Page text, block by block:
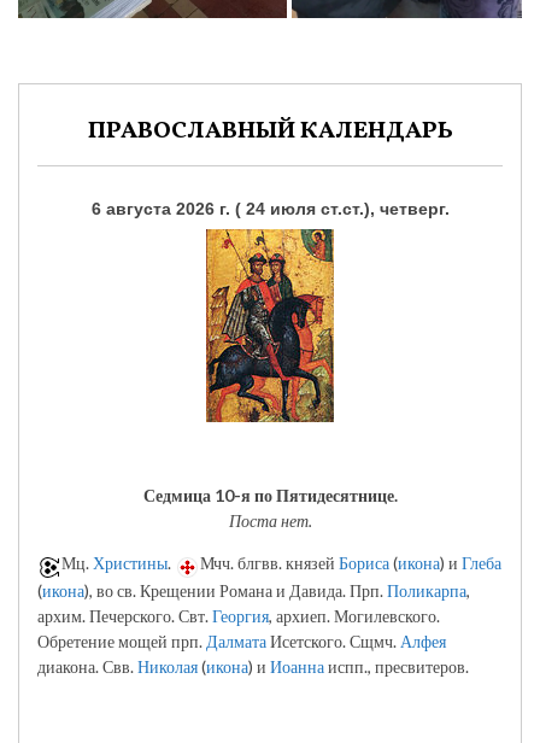
ПРАВОСЛАВНЫЙ КАЛЕНДАРЬ
6 августа 2026 г. ( 24 июля ст.ст.), четверг.
Седмица 10-я по Пятидесятнице.
Поста нет.
Мц. Христины. Мчч. блгвв. князей Бориса(икона) и Глеба
(икона), во св. Крещении Романа и Давида. Прп.Поликарпа,
архим. Печерского. Свт.Георгия, архиеп. Могилевского.
Обретение мощей прп.ДалматаИсетского. Сщмч.Алфея
диакона. Свв.Николая(икона) и Иоаннаиспп., пресвитеров.